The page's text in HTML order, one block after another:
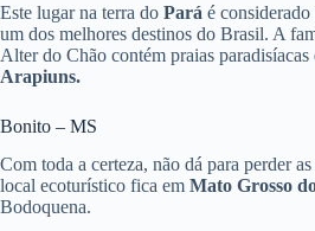
Este lugar na terra do Pará é
um dos melhores destinos do Brasil. A
Alter do Chão contém praias paradisíacas
Arapiuns.
Bonito – MS
Com toda a certeza, não dá para perder
local ecoturístico fica em Mato Grosso
Bodoquena.